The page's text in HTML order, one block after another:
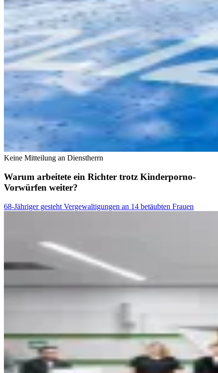
Keine Mitteilung an Dienstherrn
Warum arbeitete ein Richter trotz Kinderporno-
Vorwürfen weiter?
68-Jähriger gesteht Vergewaltigungen an 14 betäubten Frauen